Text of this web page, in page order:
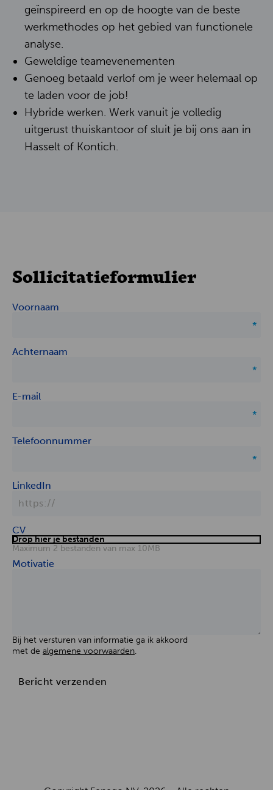
geïnspireerd en op de hoogte van de beste
werkmethodes op het gebied van functionele
analyse.
Geweldige teamevenementen
Genoeg betaald verlof om je weer helemaal op
te laden voor de job!
Hybride werken. Werk vanuit je volledig
uitgerust thuiskantoor of sluit je bij ons aan in
Hasselt of Kontich.
Sollicitatieformulier
Voornaam
Achternaam
E-mail
Telefoonnummer
LinkedIn
Drop hier je bestanden
CV
Maximum 2 bestanden van max 10MB
Motivatie
Bij het versturen van informatie ga ik akkoord
met de algemene voorwaarden.
Bericht verzenden